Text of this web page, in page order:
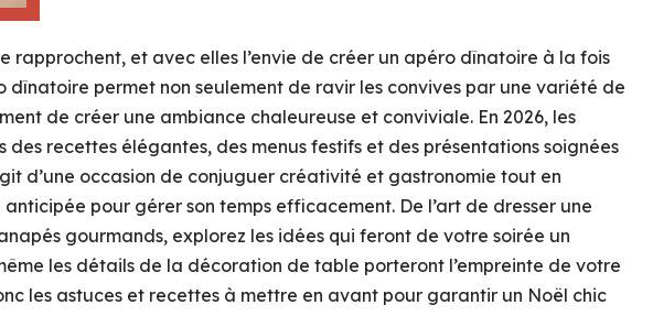
rapprochent, et avec elles l’envie de créer un apéro dînatoire à la fois
dînatoire permet non seulement de ravir les convives par une variété de
de créer une ambiance chaleureuse et conviviale. En 2026, les
des recettes élégantes, des menus festifs et des présentations soignées
d’une occasion de conjuguer créativité et gastronomie tout en
pour gérer son temps efficacement. De l’art de dresser une
gourmands, explorez les idées qui feront de votre soirée un
les détails de la décoration de table porteront l’empreinte de votre
les astuces et recettes à mettre en avant pour garantir un Noël chic